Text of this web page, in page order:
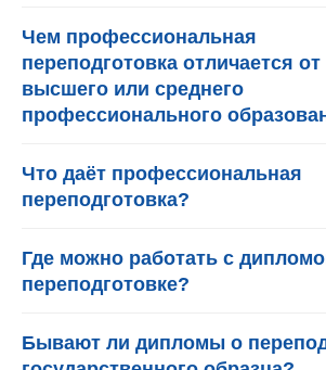
Чем профессиональная
переподготовка отличается от
высшего или среднего
профессионального
Что даёт профессиональная
переподготовка?
Где можно работать с
переподготовке?
Бывают ли дипломы о